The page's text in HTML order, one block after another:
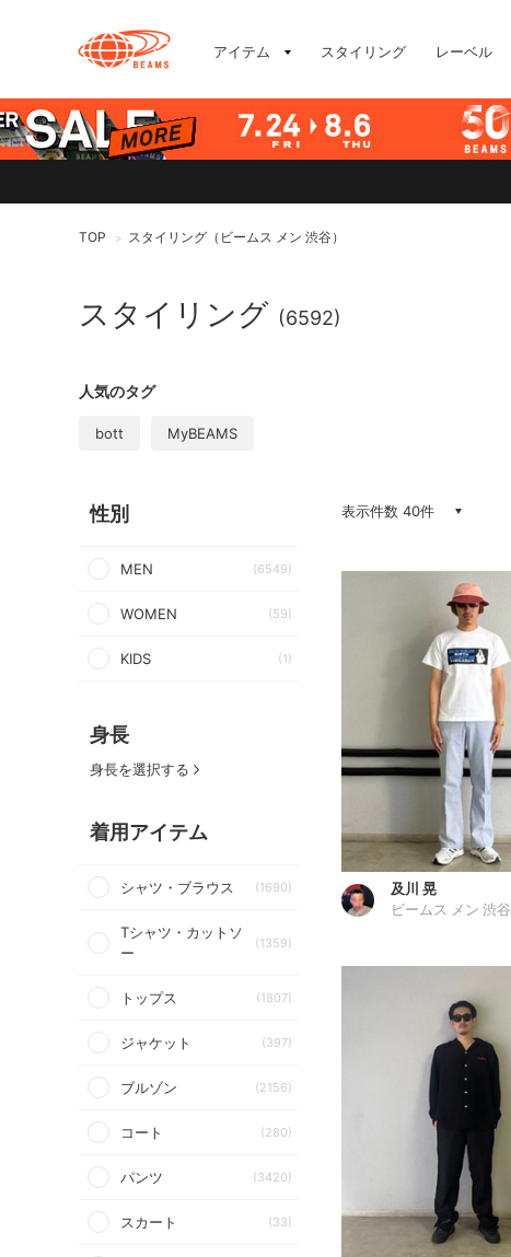
アイテム スタイリング レーベル
TOP > スタイリング（ビームス メン 渋谷）
スタイリング (6592)
人気のタグ
bott MyBEAMS
性別
MEN (6549)
WOMEN (59)
KIDS (1)
身長
身長を選択する
着用アイテム
シャツ・ブラウス (1690)
Tシャツ・カットソ
ー
(1359)
トップス (1807)
ジャケット (397)
ブルゾン (2156)
コート (280)
パンツ (3420)
スカート (33)
表示件数 40件
及川 晃
ビームス メン 渋谷